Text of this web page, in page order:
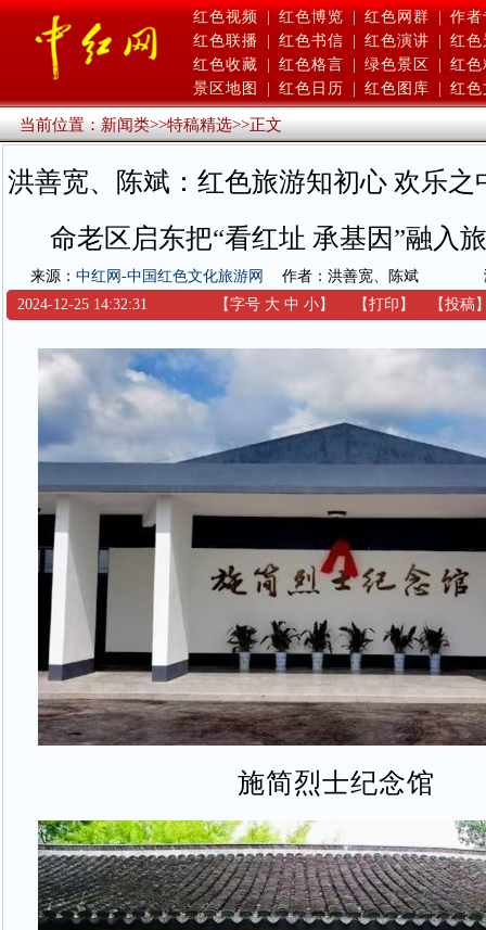
红色视频 | 红色博览 | 红色网群 | 作者
红色联播
红色书信 红色演讲
红色
红色收藏
红色格言 绿色景区
红色
景区地图
红色日历 红色图库 红色
当前位置：新闻类>>特稿精选>>正文
洪善宽、陈斌：红色旅游知初心 欢乐
命老区启东把“看红址 承基因”融入
来源： 中红网-中国红色文化旅游网 作者：洪善宽、陈斌
2024-12-25 14:32:31
【字号 大 中 小】 【打印 】 【投稿
施简烈士纪念馆